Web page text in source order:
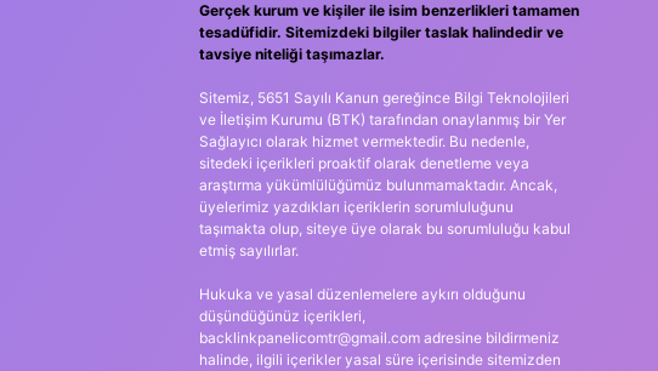
Gerçek kurum ve kişiler ile isim benzerlikleri tamamen
tesadüfidir. Sitemizdeki bilgiler taslak halindedir ve
tavsiye niteliği taşımazlar.
Sitemiz, 5651 Sayılı Kanun gereğince Bilgi Teknolojileri
ve İletişim Kurumu (BTK) tarafından onaylanmış bir Yer
Sağlayıcı olarak hizmet vermektedir. Bu nedenle,
sitedeki içerikleri proaktif olarak denetleme veya
araştırma yükümlülüğümüz bulunmamaktadır. Ancak,
üyelerimiz yazdıkları içeriklerin sorumluluğunu
taşımakta olup, siteye üye olarak bu sorumluluğu kabul
etmiş sayılırlar.
Hukuka ve yasal düzenlemelere aykırı olduğunu
düşündüğünüz içerikleri,
backlinkpanelicomtr@gmail.comadresine bildirmeniz
halinde, ilgili içerikler yasal süre içerisinde sitemizden